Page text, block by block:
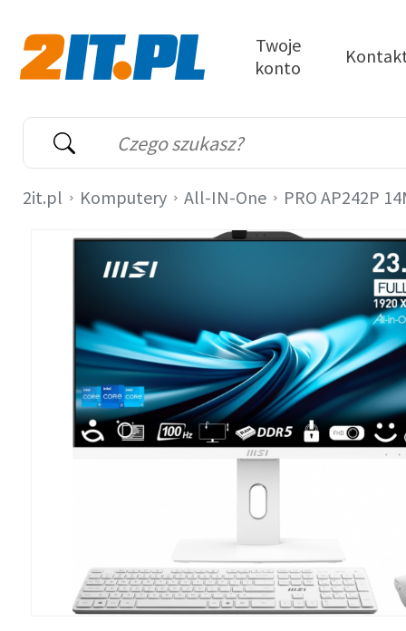
Wyszukiwarka
Słowo kluczowe
Twoje
konto
2it.pl Komputery All-IN-One PRO AP242P